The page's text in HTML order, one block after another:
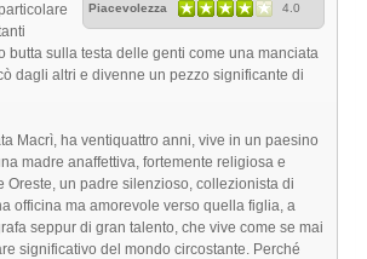
Piacevolezza 4.0
butta sulla testa delle genti come una manciata
dagli altri e divenne un pezzo significante di
Macrì, ha ventiquattro anni, vive in un paesino
madre anaffettiva, fortemente religiosa e
Oreste, un padre silenzioso, collezionista di
officina ma amorevole verso quella figlia, a
seppur di gran talento, che vive come se mai
significativo del mondo circostante. Perché